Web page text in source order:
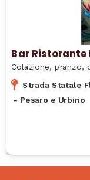
Bar Ristorante
Colazione, pranzo,
Strada Statale
- Pesaro e Urbino